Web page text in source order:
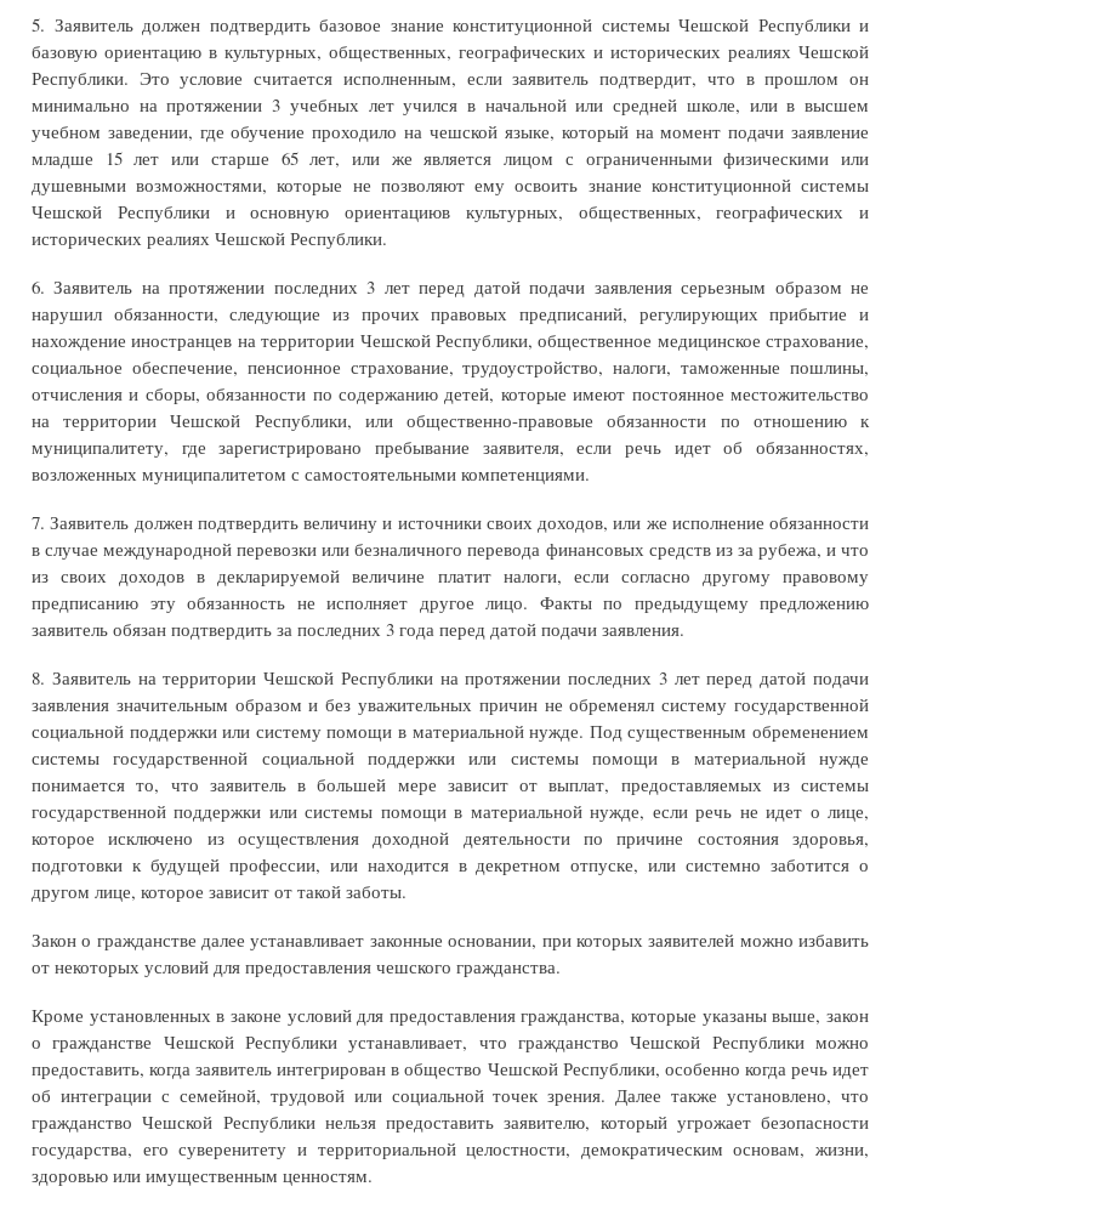
5. Заявитель должен подтвердить базовое знание конституционной системы Чешской Республики и
базовую ориентацию в культурных, общественных, географических и исторических реалиях Чешской
Республики. Это условие считается исполненным, если заявитель подтвердит, что в прошлом он
минимально на протяжении 3 учебных лет учился в начальной или средней школе, или в высшем
учебном заведении, где обучение проходило на чешской языке, который на момент подачи заявление
младше 15 лет или старше 65 лет, или же является лицом с ограниченными физическими или
душевными возможностями, которые не позволяют ему освоить знание конституционной системы
Чешской Республики и основную ориентациюв культурных, общественных, географических и
исторических реалиях Чешской Республики.
6. Заявитель на протяжении последних 3 лет перед датой подачи заявления серьезным образом не
нарушил обязанности, следующие из прочих правовых предписаний, регулирующих прибытие и
нахождение иностранцев на территории Чешской Республики, общественное медицинское страхование,
социальное обеспечение, пенсионное страхование, трудоустройство, налоги, таможенные пошлины,
отчисления и сборы, обязанности по содержанию детей, которые имеют постоянное местожительство
на территории Чешской Республики, или общественно-правовые обязанности по отношению к
муниципалитету, где зарегистрировано пребывание заявителя, если речь идет об обязанностях,
возложенных муниципалитетом с самостоятельными компетенциями.
7. Заявитель должен подтвердить величину и источники своих доходов, или же исполнение обязанности
в случае международной перевозки или безналичного перевода финансовых средств из за рубежа, и что
из своих доходов в декларируемой величине платит налоги, если согласно другому правовому
предписанию эту обязанность не исполняет другое лицо. Факты по предыдущему предложению
заявитель обязан подтвердить за последних 3 года перед датой подачи заявления.
8. Заявитель на территории Чешской Республики на протяжении последних 3 лет перед датой подачи
заявления значительным образом и без уважительных причин не обременял систему государственной
социальной поддержки или систему помощи в материальной нужде. Под существенным обременением
системы государственной социальной поддержки или системы помощи в материальной нужде
понимается то, что заявитель в большей мере зависит от выплат, предоставляемых из системы
государственной поддержки или системы помощи в материальной нужде, если речь не идет о лице,
которое исключено из осуществления доходной деятельности по причине состояния здоровья,
подготовки к будущей профессии, или находится в декретном отпуске, или системно заботится о
другом лице, которое зависит от такой заботы.
Закон о гражданстве далее устанавливает законные основании, при которых заявителей можно избавить
от некоторых условий для предоставления чешского гражданства.
Кроме установленных в законе условий для предоставления гражданства, которые указаны выше, закон
о гражданстве Чешской Республики устанавливает, что гражданство Чешской Республики можно
предоставить, когда заявитель интегрирован в общество Чешской Республики, особенно когда речь идет
об интеграции с семейной, трудовой или социальной точек зрения. Далее также установлено, что
гражданство Чешской Республики нельзя предоставить заявителю, который угрожает безопасности
государства, его суверенитету и территориальной целостности, демократическим основам, жизни,
здоровью или имущественным ценностям.